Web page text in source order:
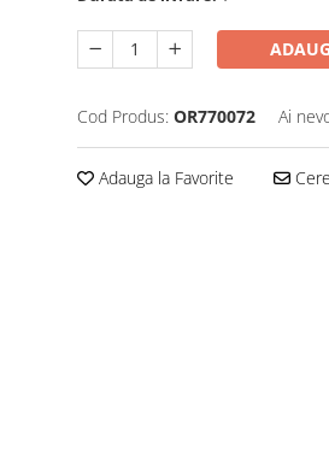
Cod Produs: OR770072 Ai
Adauga la Favorite